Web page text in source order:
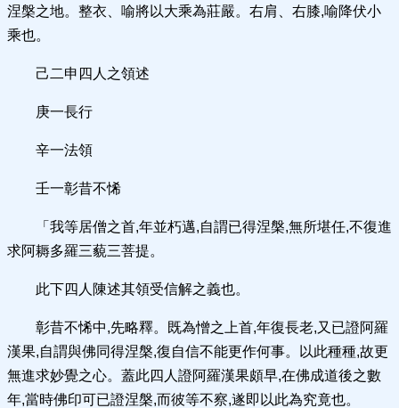
涅槃之地。整衣、喻將以大乘為莊嚴。右肩、右膝,喻降伏小
乘也。
己二申四人之領述
庚一長行
辛一法領
壬一彰昔不悕
「我等居僧之首,年並朽邁,自謂已得涅槃,無所堪任,不復進
求阿耨多羅三藐三菩提。
此下四人陳述其領受信解之義也。
彰昔不悕中,先略釋。既為憎之上首,年復長老,又已證阿羅
漢果,自謂與佛同得涅槃,復自信不能更作何事。以此種種,故更
無進求妙覺之心。蓋此四人證阿羅漢果頗早,在佛成道後之數
年,當時佛印可已證涅槃,而彼等不察,遂即以此為究竟也。